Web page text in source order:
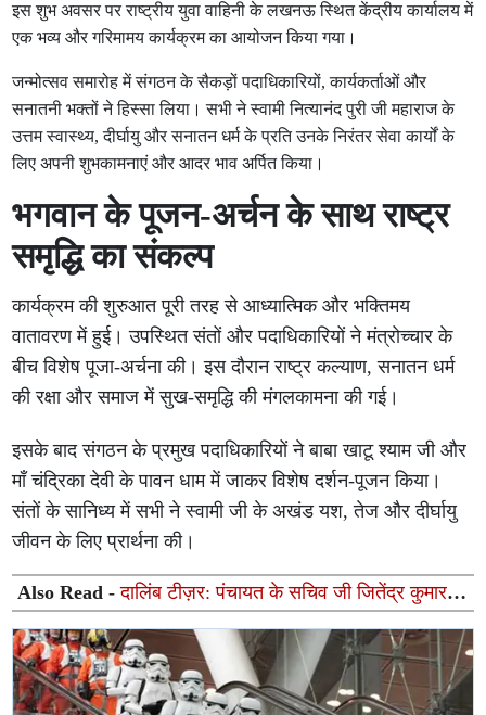
इस शुभ अवसर पर राष्ट्रीय युवा वाहिनी के लखनऊ स्थित केंद्रीय कार्यालय में
एक भव्य और गरिमामय कार्यक्रम का आयोजन किया गया।
जन्मोत्सव समारोह में संगठन के सैकड़ों पदाधिकारियों, कार्यकर्ताओं और
सनातनी भक्तों ने हिस्सा लिया। सभी ने स्वामी नित्यानंद पुरी जी महाराज के
उत्तम स्वास्थ्य, दीर्घायु और सनातन धर्म के प्रति उनके निरंतर सेवा कार्यों के
लिए अपनी शुभकामनाएं और आदर भाव अर्पित किया।
भगवान के पूजन-अर्चन के साथ राष्ट्र
समृद्धि का संकल्प
कार्यक्रम की शुरुआत पूरी तरह से आध्यात्मिक और भक्तिमय
वातावरण में हुई। उपस्थित संतों और पदाधिकारियों ने मंत्रोच्चार के
बीच विशेष पूजा-अर्चना की। इस दौरान राष्ट्र कल्याण, सनातन धर्म
की रक्षा और समाज में सुख-समृद्धि की मंगलकामना की गई।
इसके बाद संगठन के प्रमुख पदाधिकारियों ने बाबा खाटू श्याम जी और
माँ चंद्रिका देवी के पावन धाम में जाकर विशेष दर्शन-पूजन किया।
संतों के सानिध्य में सभी ने स्वामी जी के अखंड यश, तेज और दीर्घायु
जीवन के लिए प्रार्थना की।
Also Read -दालिंब टीज़र: पंचायत के सचिव जी जितेंद्र कुमार
का सबसे अलग अवतार 47 सेकेंड की झलक ने बढ़ाया सस्पेंस